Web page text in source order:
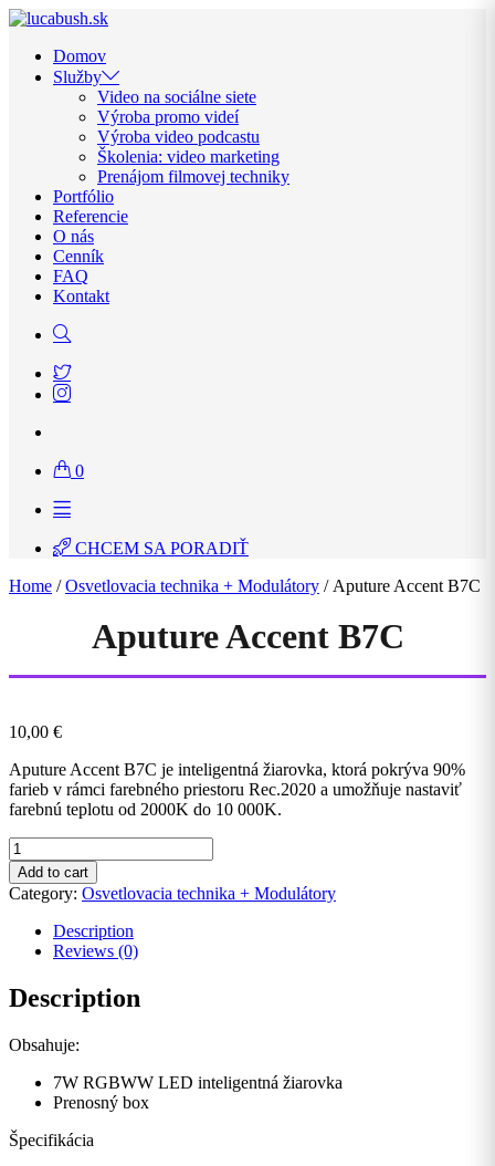
Domov
Služby
Video na sociálne siete
Výroba promo videí
Výroba video podcastu
Školenia: video marketing
Prenájom filmovej techniky
Portfólio
Referencie
O nás
Cenník
FAQ
Kontakt
0
CHCEM SA PORADIŤ
Home /Osvetlovacia technika + Modulátory / Aputure Accent B7C
Aputure Accent B7C
10,00 €
Aputure Accent B7C je inteligentná žiarovka, ktorá pokrýva 90%
farieb v rámci farebného priestoru Rec.2020 a umožňuje nastaviť
farebnú teplotu od 2000K do 10 000K.
Aputure
Accent
B7C
quantity
Add to cart
Category: Osvetlovacia technika + Modulátory
Description
Reviews (0)
Description
Obsahuje:
7W RGBWW LED inteligentná žiarovka
Prenosný box
Špecifikácia